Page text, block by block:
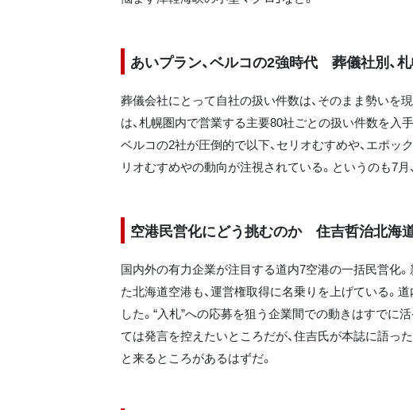
あいプラン、ベルコの2強時代 葬儀社別、
葬儀会社にとって自社の扱い件数は、そのまま勢いを
は、札幌圏内で営業する主要80社ごとの扱い件数を入
ベルコの2社が圧倒的で以下、セリオむすめや、エポッ
リオむすめやの動向が注視されている。というのも7
空港民営化にどう挑むのか 住吉哲治北海
国内外の有力企業が注目する道内7空港の一括民営化
た北海道空港も、運営権取得に名乗りを上げている。
した。“入札”への応募を狙う企業間での動きはすでに
ては発言を控えたいところだが、住吉氏が本誌に語っ
と来るところがあるはずだ。